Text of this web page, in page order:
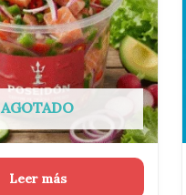
AGOTADO
Leer más